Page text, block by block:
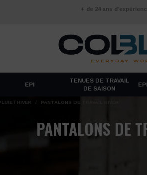
+ de 24 ans
EPI
TENUES DE TRAVAIL
DE SAISON
/ HIVER / PANTALONS DE TRAVAIL HIVER
PANTALONS DE